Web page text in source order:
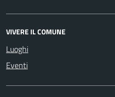
VIVERE IL COMUNE
Luoghi
Eventi